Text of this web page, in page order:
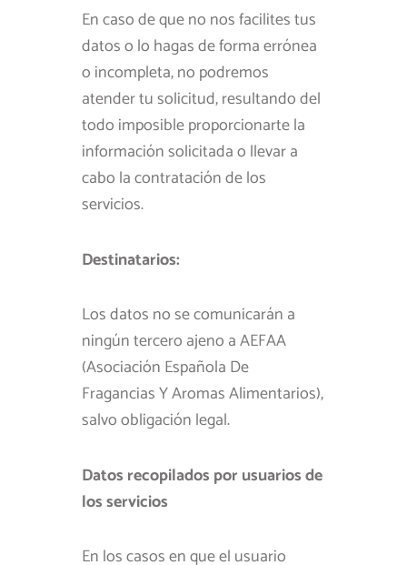
En caso de que no nos facilites tus
datos o lo hagas de forma errónea
o incompleta, no podremos
atender tu solicitud, resultando del
todo imposible proporcionarte la
información solicitada o llevar a
cabo la contratación de los
servicios.
Destinatarios:
Los datos no se comunicarán a
ningún tercero ajeno a AEFAA
(Asociación Española De
Fragancias Y Aromas Alimentarios),
salvo obligación legal.
Datos recopilados por usuarios de
los servicios
En los casos en que el usuario